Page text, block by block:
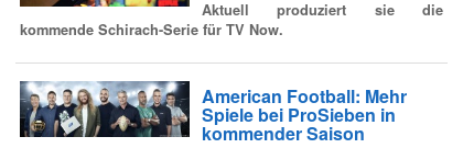
Aktuell produziert sie die
kommende Schirach-Serie für TV Now.
American Football: Mehr
Spiele bei ProSieben in
kommender Saison